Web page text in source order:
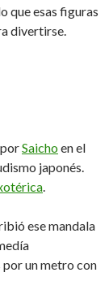
que esas figuras
divertirse.
Saichoen el
japonés.
.
ese mandala
un metro con